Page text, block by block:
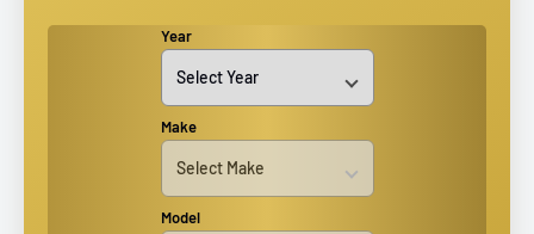
Year
Make
Model